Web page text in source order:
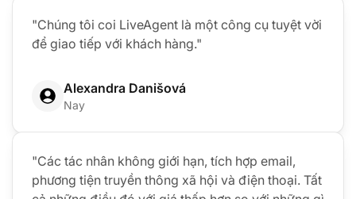
"Chúng tôi coi LiveAgent là một công cụ tuyệt vời
để giao tiếp với khách hàng."
Alexandra Danišová
Nay
"Các tác nhân không giới hạn, tích hợp email,
phương tiện truyền thông xã hội và điện thoại. Tất